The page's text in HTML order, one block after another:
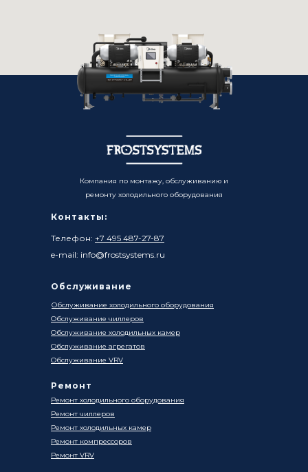
Контакты:
Телефон: +7 495 487-27-87
e-mail: info@frostsystems.ru
Ремонт
Компания по монтажу, обслуживанию и
ремонту холодильного оборудования
Ремонт холодильного оборудования
Ремонт чиллеров
Ремонт холодильных камер
Ремонт компрессоров
Ремонт VRV
Обслуживание
Обслуживание холодильного оборудования
Обслуживание чиллеров
Обслуживание холодильных камер
Обслуживание агрегатов
Обслуживание VRV